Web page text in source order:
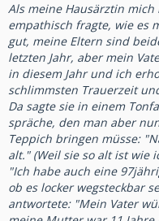
Als meine Hausärztin
empathisch fragte, wie es
gut, meine Eltern sind
letzten Jahr, aber mein
in diesem Jahr und ich
schlimmsten Trauerzeit
Da sagte sie in einem
spräche, den man aber
Teppich bringen müsse:
alt." (Weil sie so alt ist wie
"Ich habe auch eine
ob es locker wegsteckbar
antwortete: "Mein Vater